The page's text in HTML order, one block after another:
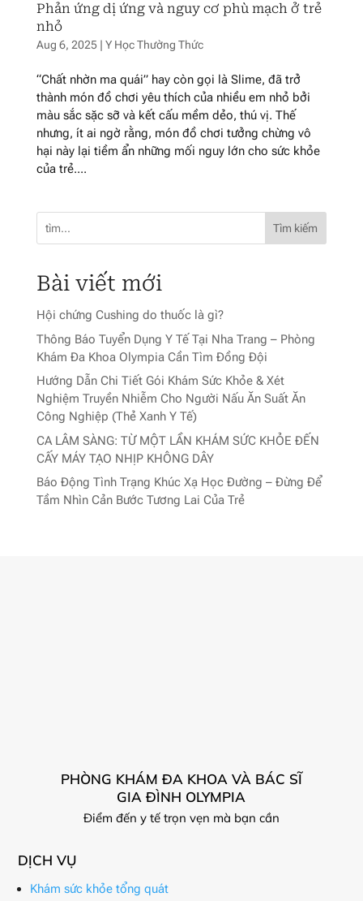
Phản ứng dị ứng và nguy cơ phù mạch ở trẻ
nhỏ
Aug 6, 2025| Y Học Thường Thức
“Chất nhờn ma quái” hay còn gọi là Slime, đã trở
thành món đồ chơi yêu thích của nhiều em nhỏ bởi
màu sắc sặc sỡ và kết cấu mềm dẻo, thú vị. Thế
nhưng, ít ai ngờ rằng, món đồ chơi tưởng chừng vô
hại này lại tiềm ẩn những mối nguy lớn cho sức khỏe
của trẻ....
Tìm kiếm
Bài viết mới
Hội chứng Cushing do thuốc là gì?
Thông Báo Tuyển Dụng Y Tế Tại Nha Trang – Phòng
Khám Đa Khoa Olympia Cần Tìm Đồng Đội
Hướng Dẫn Chi Tiết Gói Khám Sức Khỏe & Xét
Nghiệm Truyền Nhiễm Cho Người Nấu Ăn Suất Ăn
Công Nghiệp (Thẻ Xanh Y Tế)
CA LÂM SÀNG: TỪ MỘT LẦN KHÁM SỨC KHỎE ĐẾN
CẤY MÁY TẠO NHỊP KHÔNG DÂY
Báo Động Tình Trạng Khúc Xạ Học Đường – Đừng Để
Tầm Nhìn Cản Bước Tương Lai Của Trẻ
PHÒNG KHÁM ĐA KHOA VÀ BÁC SĨ
GIA ĐÌNH OLYMPIA
Điểm đến y tế trọn vẹn mà bạn cần
DỊCH VỤ
Khám sức khỏe tổng quát